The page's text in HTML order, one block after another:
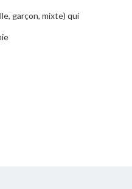
garçon, mixte) qui